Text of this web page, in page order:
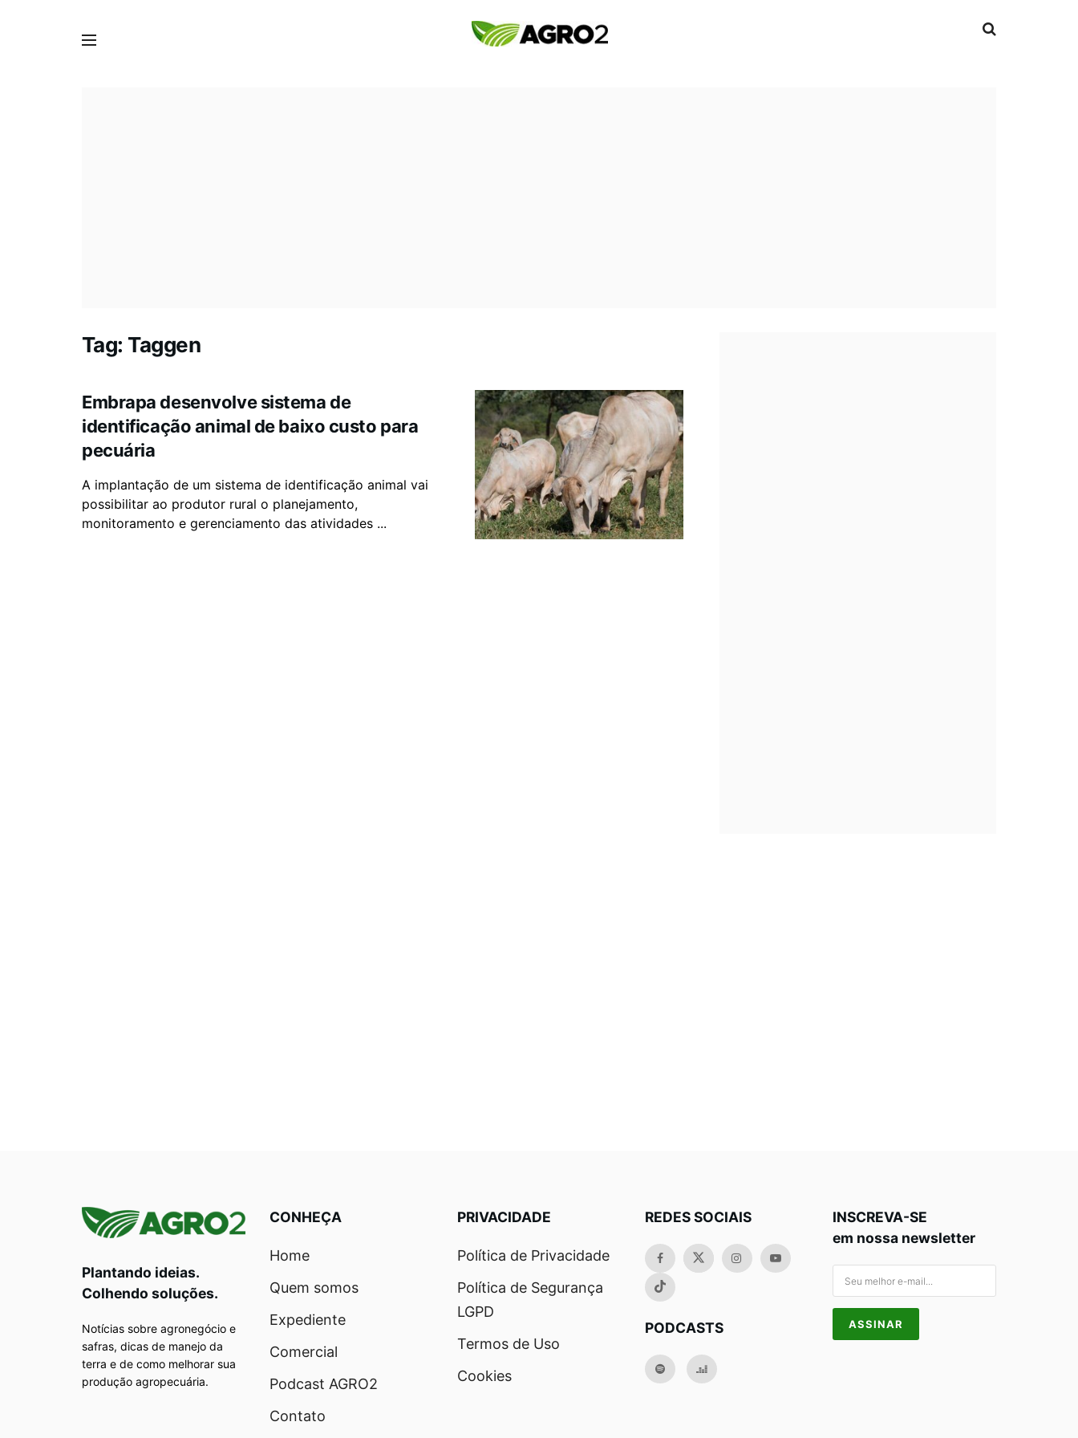
Tag: Taggen
Embrapa desenvolve sistema de
identificação animal de baixo custo para
pecuária
A implantação de um sistema de identificação animal vai
possibilitar ao produtor rural o planejamento,
monitoramento e gerenciamento das atividades ...
Plantando ideias.
Colhendo soluções.
Notícias sobre agronegócio e
safras, dicas de manejo da
terra e de como melhorar sua
produção agropecuária.
CONHEÇA
Home
Quem somos
Expediente
Comercial
Podcast AGRO2
Contato
PRIVACIDADE
Política de Privacidade
Política de Segurança
LGPD
Termos de Uso
Cookies
REDES SOCIAIS
PODCASTS
INSCREVA-SE
em nossa newsletter